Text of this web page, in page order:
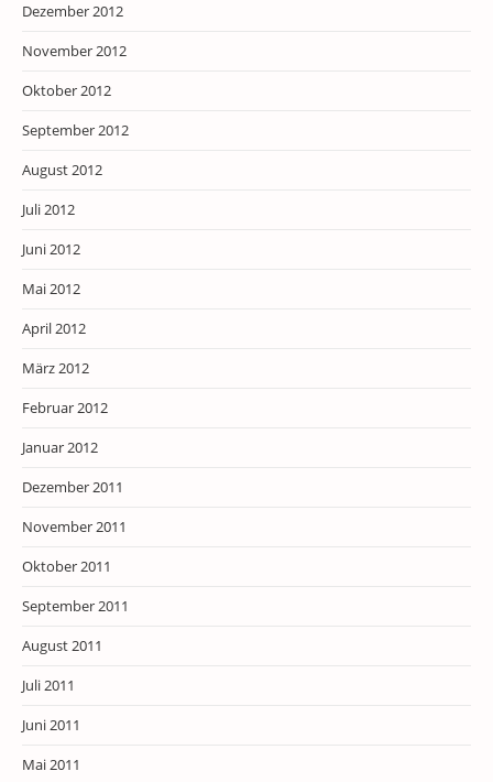
Dezember 2012
November 2012
Oktober 2012
September 2012
August 2012
Juli 2012
Juni 2012
Mai 2012
April 2012
März 2012
Februar 2012
Januar 2012
Dezember 2011
November 2011
Oktober 2011
September 2011
August 2011
Juli 2011
Juni 2011
Mai 2011